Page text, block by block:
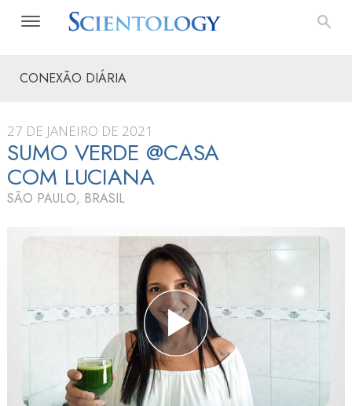
CONEXÃO DIÁRIA
27 DE JANEIRO DE 2021
SUMO VERDE @CASA
COM LUCIANA
SÃO PAULO, BRASIL